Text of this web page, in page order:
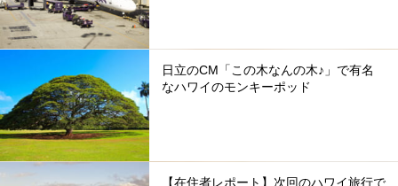
日立のCM「この木なんの木♪」で有名
なハワイのモンキーポッド
【在住者レポート】次回のハワイ旅行で